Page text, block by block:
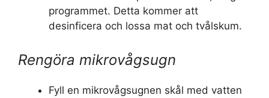
programmet. Detta kommer att
desinficera och lossa mat och tvålskum.
Rengöra mikrovågsugn
Fyll en mikrovågsugnen skål med vatten